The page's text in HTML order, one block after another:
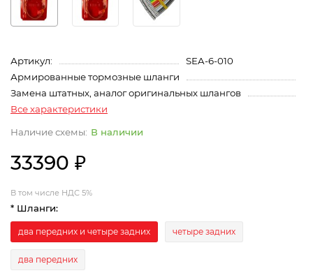
Артикул:
SEA-6-010
Армированные тормозные шланги
Замена штатных, аналог оригинальных шлангов
Все характеристики
В наличии
33390 ₽
В том числе НДС 5%
* Шланги:
два передних и четыре задних четыре задних
два передних